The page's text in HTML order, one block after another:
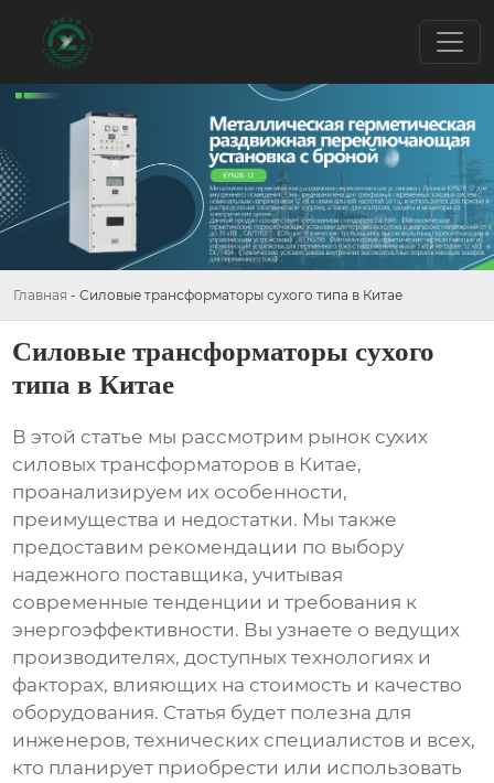
Главная - Силовые трансформаторы сухого типа в Китае
Силовые трансформаторы сухого
типа в Китае
В этой статье мы рассмотрим рынок сухих
силовых трансформаторов в Китае,
проанализируем их особенности,
преимущества и недостатки. Мы также
предоставим рекомендации по выбору
надежного поставщика, учитывая
современные тенденции и требования к
энергоэффективности. Вы узнаете о ведущих
производителях, доступных технологиях и
факторах, влияющих на стоимость и качество
оборудования. Статья будет полезна для
инженеров, технических специалистов и всех,
кто планирует приобрести или использовать